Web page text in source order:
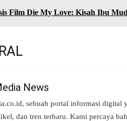
Film Die My Love: Kisah Ibu
News
sebuah portal informasi digital
dan tren terbaru. Kami percaya